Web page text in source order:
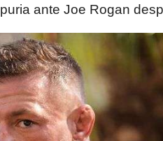
ante Joe Rogan